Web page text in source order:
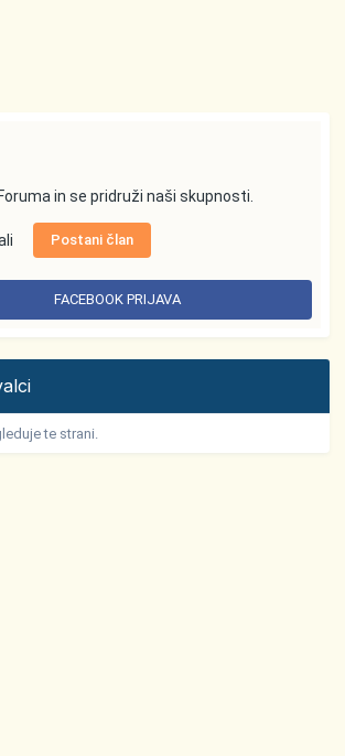
in se pridruži naši skupnosti.
Postani član
FACEBOOK PRIJAVA
te strani.